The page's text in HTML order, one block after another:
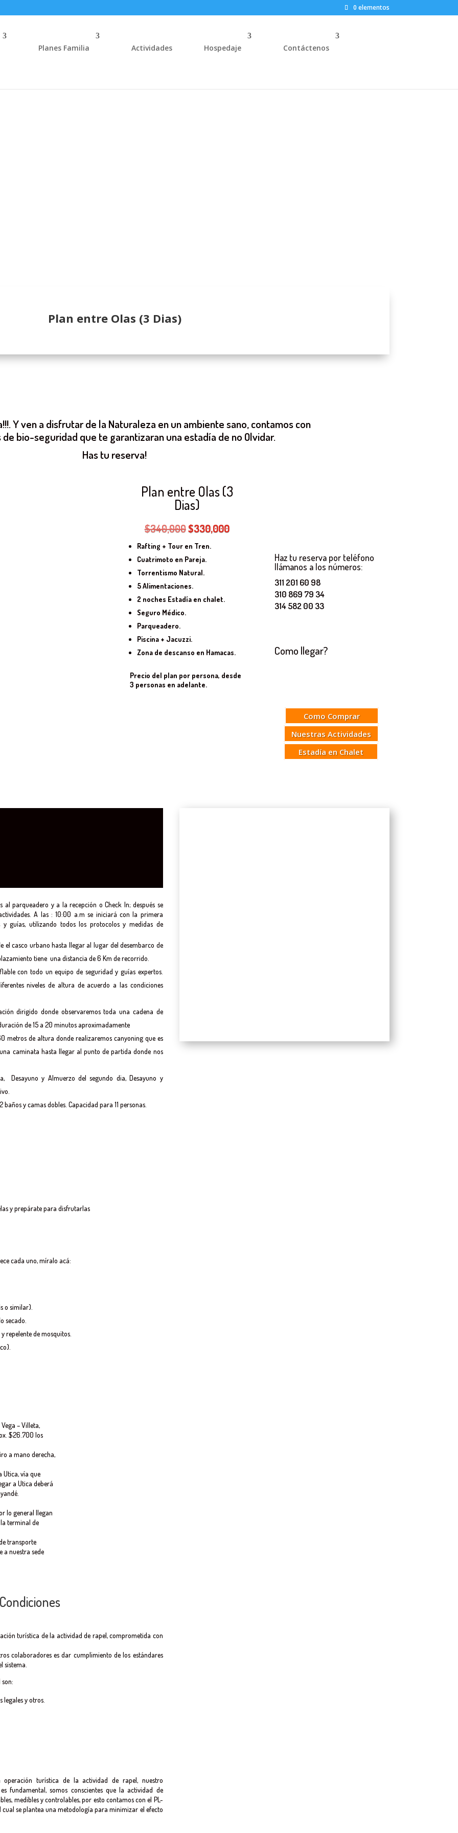
0 elementos
Planes Familia Actividades Hospedaje Contáctenos
Plan entre Olas (3 Dias)
Y ven a disfrutar de la Naturaleza en un ambiente sano, contamos con
bio-seguridad que te garantizaran una estadía de no Olvidar.
Has tu reserva!
Plan entre Olas (3
Dias)
$340,000El
original
era:
$340,000.
$330,000El
Rafting + Tour en Tren.
Cuatrimoto en Pareja.
Torrentismo Natural.
5 Alimentaciones.
2 noches Estadía en chalet.
Seguro Médico.
Parqueadero.
Piscina + Jacuzzi.
Zona de descanso en Hamacas.
Precio del plan por persona, desde
3 personas en adelante.
Haz tu reserva por teléfono
llámanos a los números:
311 201 60 98
310 869 79 34
314 582 00 33
Como llegar?
Como Comprar
Nuestras Actividades
Estadía en Chalet
parqueadero y a la recepción o Check In; después se
A las : 10:00 a.m se iniciará con la primera
guías, utilizando todos los protocolos y medidas de
el casco urbano hasta llegar al lugar del desembarco de
tiene una distancia de 6 Km de recorrido.
con todo un equipo de seguridad y guías expertos.
niveles de altura de acuerdo a las condiciones
dirigido donde observaremos toda una cadena de
de 15 a 20 minutos aproximadamente
metros de altura donde realizaremos canyoning que es
caminata hasta llegar al punto de partida donde nos
Desayuno y Almuerzo del segundo dia, Desayuno y
baños y camas dobles. Capacidad para 11 personas.
y prepárate para disfrutarlas
cada uno, míralo acá:
o similar).
secado.
repelente de mosquitos.
– Villeta,
$26.700 los
a mano derecha,
Utica, vía que
a Utica deberá
lo general llegan
terminal de
transporte
a nuestra sede
turística de la actividad de rapel, comprometida con
colaboradores es dar cumplimiento de los estándares
sistema.
son:
y otros.
turística de la actividad de rapel, nuestro
fundamental, somos conscientes que la actividad de
medibles y controlables, por esto contamos con el PL-
el cual se plantea una metodología para minimizar el efecto